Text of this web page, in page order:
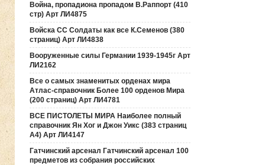
Война, пропадиона пропадом В.Раппорт (410
стр) Арт ЛИ4875
Войска СС Солдаты как все К.Семенов (380
страниц) Арт ЛИ4838
Вооруженные силы Германии 1939-1945г Арт
ЛИ2162
Все о самых знаменитых орденах мира
Атлас-справочник Более 100 орденов Мира
(200 страниц) Арт ЛИ4781
ВСЕ ПИСТОЛЕТЫ МИРА Наиболее полный
справочник Ян Хог и Джон Уикс (383 страниц
А4) Арт ЛИ4147
Гатчинский арсенал Гатчинский арсенал 100
предметов из собрания российских